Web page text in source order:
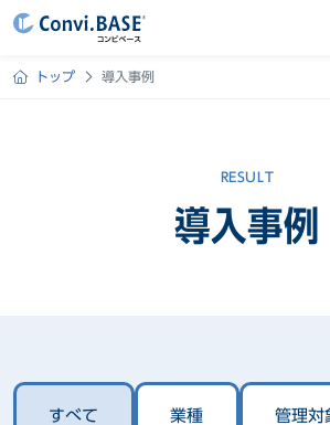
トップ 導入事例
RESULT
導入事例
すべて 業種 管理対